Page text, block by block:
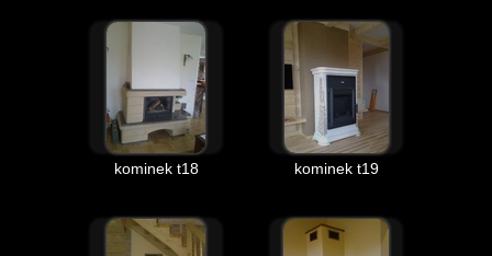
kominek t18 kominek t19